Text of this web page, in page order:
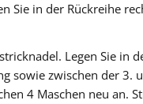
Sie in der Rückreihe
Legen Sie in
sowie zwischen der 3.
4 Maschen neu an.